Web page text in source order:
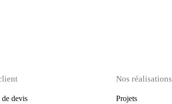
devis
Nos réalisations
Projets